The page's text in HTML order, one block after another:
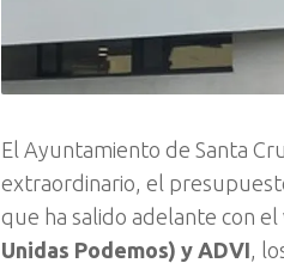
El Ayuntamiento de Santa
extraordinario, el
que ha salido adelante con el
Unidas Podemos) y ADVI ,